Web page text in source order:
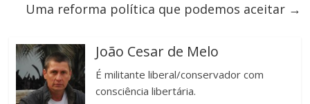
Uma reforma política que podemos aceitar →
João Cesar de Melo
É militante liberal/conservador com
consciência libertária.